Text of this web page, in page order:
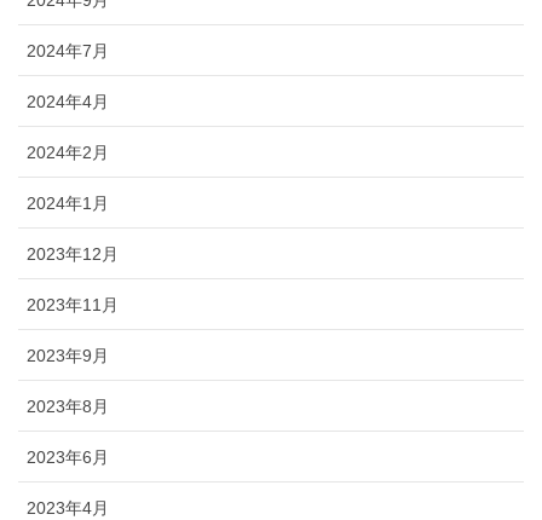
2024年7月
2024年4月
2024年2月
2024年1月
2023年12月
2023年11月
2023年9月
2023年8月
2023年6月
2023年4月